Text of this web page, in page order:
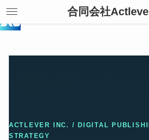
合同会社
ACTLEVER INC. / DIGITAL
STRATEGY